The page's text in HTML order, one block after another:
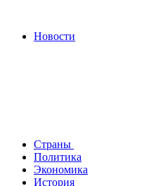
Новости
Страны
Политика
Экономика
История